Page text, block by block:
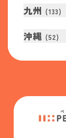
九州 (133)
沖縄 (52)